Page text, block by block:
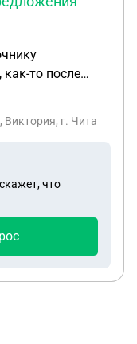
то после
отразиться
предложения присвоить это звание? Спасибо!
г. Чита
что